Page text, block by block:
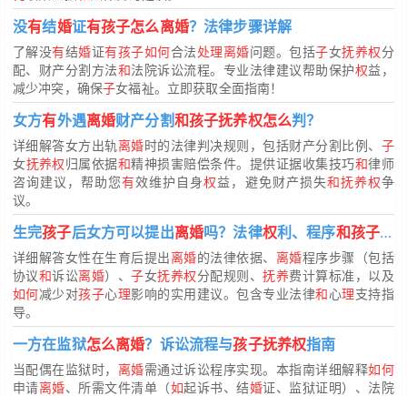
没有结婚证有孩子怎么离婚？法律步骤详解
了解没有结婚证有孩子如何合法处理离婚问题。包括子女抚养权分
配、财产分割方法和法院诉讼流程。专业法律建议帮助保护权益，
减少冲突，确保子女福祉。立即获取全面指南！
女方有外遇离婚财产分割和孩子抚养权怎么判？
详细解答女方出轨 离婚时的法律判决规则，包括财产分割比例、 子
女抚养权归属依据和精神损害赔偿条件。提供证据收集技巧和律师
咨询建议，帮助您有效维护自身权益，避免财产损失和抚养权争
议。
生完孩子后女方可以提出离婚吗？法律权利、程序和孩子抚养
详细解答女性在生育后提出离婚的法律依据、 离婚程序步骤（包括
协议和诉讼离婚）、子女抚养权分配规则、抚养费计算标准，以及
如何减少对孩子心理影响的实用建议。包含专业法律和心理支持指
导。
一方在监狱怎么离婚？诉讼流程与孩子抚养权指南
当配偶在监狱时， 离婚需通过诉讼程序实现。本指南详细解释如何
申请离婚、所需文件清单（如起诉书、结婚证、监狱证明）、法院